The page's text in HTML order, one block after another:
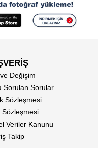
Değişim
Sorulan Sorular
Sözleşmesi
Sözleşmesi
Veriler Kanunu
Takip